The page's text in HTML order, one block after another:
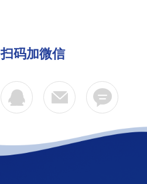
扫码加微信